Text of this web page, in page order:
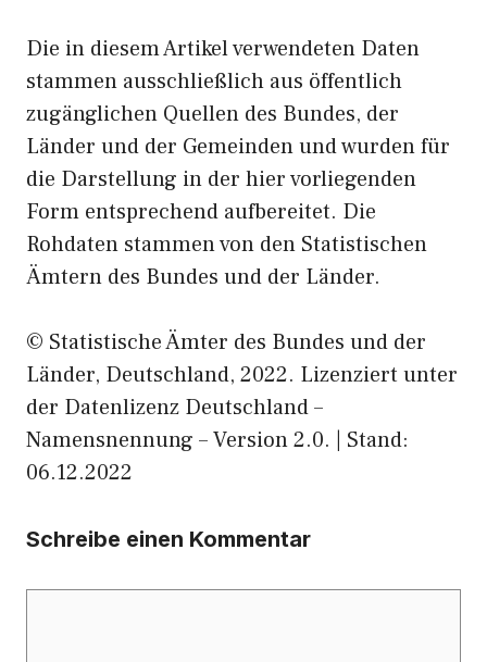
Die in diesem Artikel verwendeten Daten
stammen ausschließlich aus öffentlich
zugänglichen Quellen des Bundes, der
Länder und der Gemeinden und wurden für
die Darstellung in der hier vorliegenden
Form entsprechend aufbereitet. Die
Rohdaten stammen von den Statistischen
Ämtern des Bundes und der Länder.
© Statistische Ämter des Bundes und der
Länder, Deutschland, 2022. Lizenziert unter
der Datenlizenz Deutschland –
Namensnennung – Version 2.0. | Stand:
06.12.2022
Schreibe einen Kommentar